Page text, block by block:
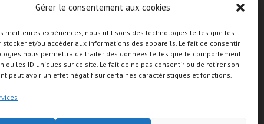
Gérer le consentement aux cookies
meilleures expériences, nous utilisons des technologies telles que les
stocker et/ou accéder aux informations des appareils. Le fait de consentir
nous permettra de traiter des données telles que le comportement
ou les ID uniques sur ce site. Le fait de ne pas consentir ou de retirer son
peut avoir un effet négatif sur certaines caractéristiques et fonctions.
façon efficace, durable et autonome.
mon activité sur les réseaux